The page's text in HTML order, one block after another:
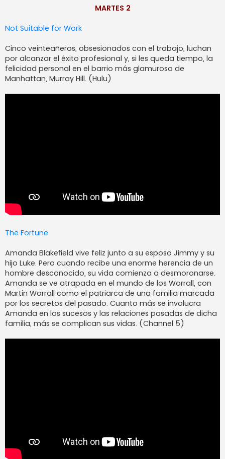
MARTES 2
Not Suitable for Work
Cinco veinteañeros, obsesionados con el trabajo, luchan
por alcanzar el éxito profesional y, si les queda tiempo, la
felicidad personal en el barrio más glamuroso de
Manhattan, Murray Hill. (Hulu)
The Fortune
Amanda Blakefield vive feliz junto a su esposo Jimmy y su
hijo Luke. Pero cuando recibe una enorme herencia de un
hombre desconocido, su vida comienza a desmoronarse.
Amanda se ve atrapada en el mundo de los Worrall, con
Martin Worrall como el patriarca de una familia marcada
por los secretos del pasado. Cuanto más se involucra
Amanda en los sucesos y las relaciones pasadas de dicha
familia, más se complican sus vidas. (Channel 5)